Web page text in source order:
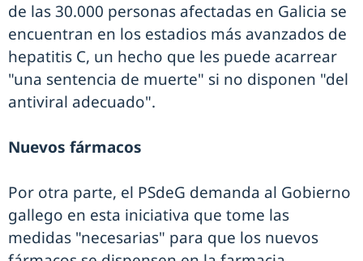
de las 30.000 personas afectadas en Galicia se
encuentran en los estadios más avanzados de
hepatitis C, un hecho que les puede acarrear
"una sentencia de muerte" si no disponen "del
antiviral adecuado".
Nuevos fármacos
Por otra parte, el PSdeG demanda al Gobierno
gallego en esta iniciativa que tome las
medidas "necesarias" para que los nuevos